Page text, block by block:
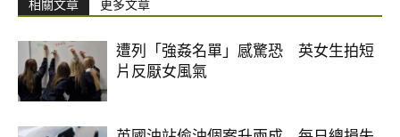
相關文章 更多文章
遭列「強姦名單」感驚恐 英女生拍短
片反厭女風氣